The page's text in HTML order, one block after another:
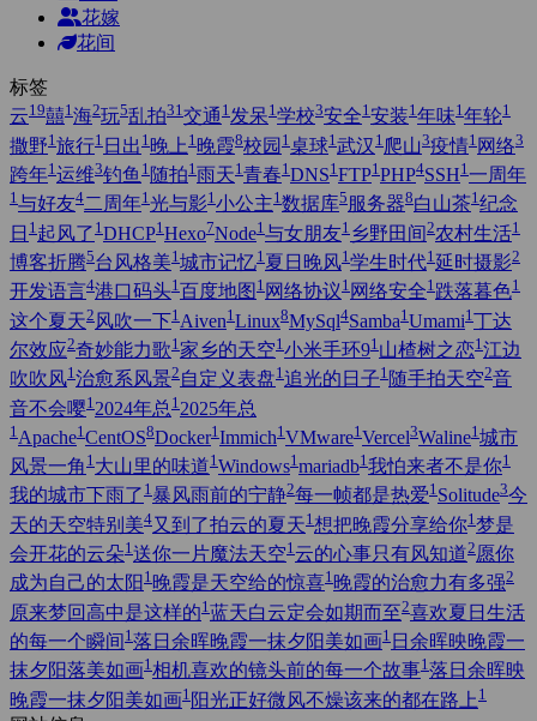
花嫁
花间
标签
云19囍1 海2玩5乱拍31 交通 1 发呆1 学校3安全1 安装1 年味1 年轮1
撒野1 旅行1 日出 1 晚上 1 晚霞8校园 1 桌球1 武汉 1 爬山3疫情1 网络3
跨年1 运维3钓鱼 1 随拍1 雨天1 青春1 DNS1 FTP1 PHP4SSH1 一周年
1 与好友4二周年1 光与影1 小公主1 数据库5 服务器8白山茶1 纪念
日 1 起风了 1 DHCP1 Hexo7Node1 与女朋友1 乡野田间 2农村生活1
博客折腾5台风格美1 城市记忆1 夏日晚风1 学生时代1 延时摄影2
开发语言4港口码头1 百度地图 1 网络协议1 网络安全1 跌落暮色1
这个夏天2 风吹一下1 Aiven1 Linux8MySql4Samba1 Umami1 丁达
尔效应2奇妙能力歌1 家乡的天空1 小米手环91 山楂树之恋1 江边
吹吹风1 治愈系风景2 自定义表盘1 追光的日子1 随手拍天空2音
音不会嘤1 2024年总 1 2025年总
1 Apache1 CentOS8Docker1 Immich1 VMware1 Vercel3Waline1 城市
风景一角 1 大山里的味道1 Windows1 mariadb1 我怕来者不是你1
我的城市下雨了 1暴风雨前的宁静2每一帧都是热爱1Solitude3今
天的天空特别美4又到了拍云的夏天1 想把晚霞分享给你1 梦是
会开花的云朵1 送你一片魔法天空1 云的心事只有风知道2愿你
成为自己的太阳 1晚霞是天空给的惊喜1晚霞的治愈力有多强2
原来梦回高中是这样的1 蓝天白云定会如期而至2喜欢夏日生活
的每一个瞬间 1 落日余晖晚霞一抹夕阳美如画1 日余晖映晚霞一
抹夕阳落美如画1相机喜欢的镜头前的每一个故事1落日余晖映
晚霞一抹夕阳美如画1 阳光正好微风不燥该来的都在路上 1